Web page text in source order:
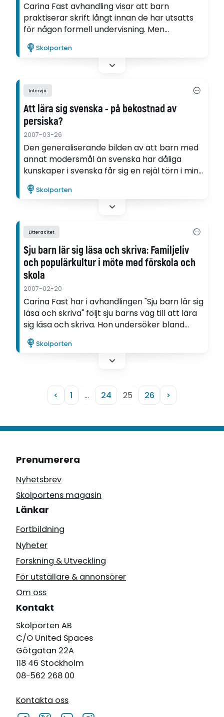
Carina Fast avhandling visar att barn
praktiserar skrift långt innan de har utsatts
för någon formell undervisning. Men
erfarenheterna som barnen har med sig från
hem och populärkultur får oftast lämnas
utanför klassrumsdörren när de börjar
Skolporten
Intervju
Att lära sig svenska - på bekostnad av
persiska?
2007-03-26
Den generaliserande bilden av att barn med
annat modersmål än svenska har dåliga
kunskaper i svenska får sig en rejäl törn i min
avhandling, säger Barbro Hagberg-Persson:
de förskolebarn jag har studerat hade en
mycket hög svensk språknivå.
Skolporten
Litteracitet
Sju barn lär sig läsa och skriva: Familjeliv
och populärkultur i möte med förskola och
skola
2007-02-20
Carina Fast har i avhandlingen "Sju barn lär sig
läsa och skriva" följt sju barns väg till att lära
sig läsa och skriva. Hon undersöker bland
annat vilken betydelse sociala och kulturella
praktiker har för barns läs och
Skolporten
< 1 … 24 25 26 >
Prenumerera
Nyhetsbrev
Skolportens magasin
Länkar
Fortbildning
Nyheter
Forskning & Utveckling
För utställare & annonsörer
Om oss
Kontakt
Skolporten AB
C/O United Spaces
Götgatan 22A
118 46 Stockholm
08-562 268 00
Kontakta oss